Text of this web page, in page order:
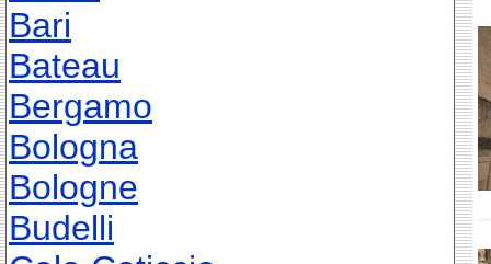
Bari
Bateau
Bergamo
Bologna
Bologne
Budelli